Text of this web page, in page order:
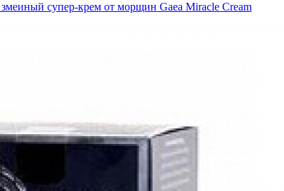
супер-крем от морщин Gaea Miracle Cream